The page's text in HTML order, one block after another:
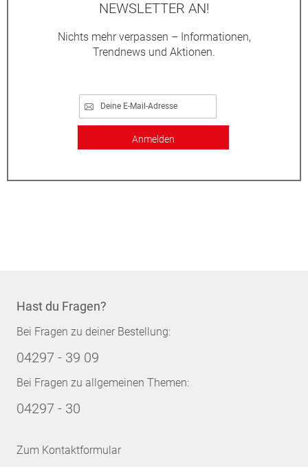
NEWSLETTER AN!
Nichts mehr verpassen – Informationen,
Trendnews und Aktionen.
Anmelden
Hast du Fragen?
Bei Fragen zu deiner Bestellung:
04297 - 39 09
Bei Fragen zu allgemeinen Themen:
04297 - 30
Zum Kontaktformular